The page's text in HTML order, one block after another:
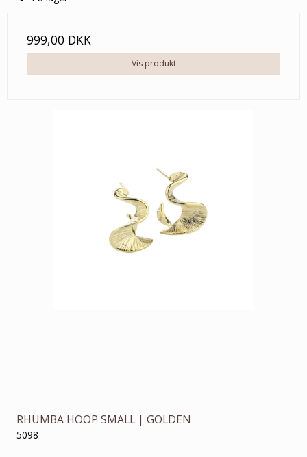
999,00 DKK
Vis produkt
RHUMBA HOOP SMALL | GOLDEN
5098